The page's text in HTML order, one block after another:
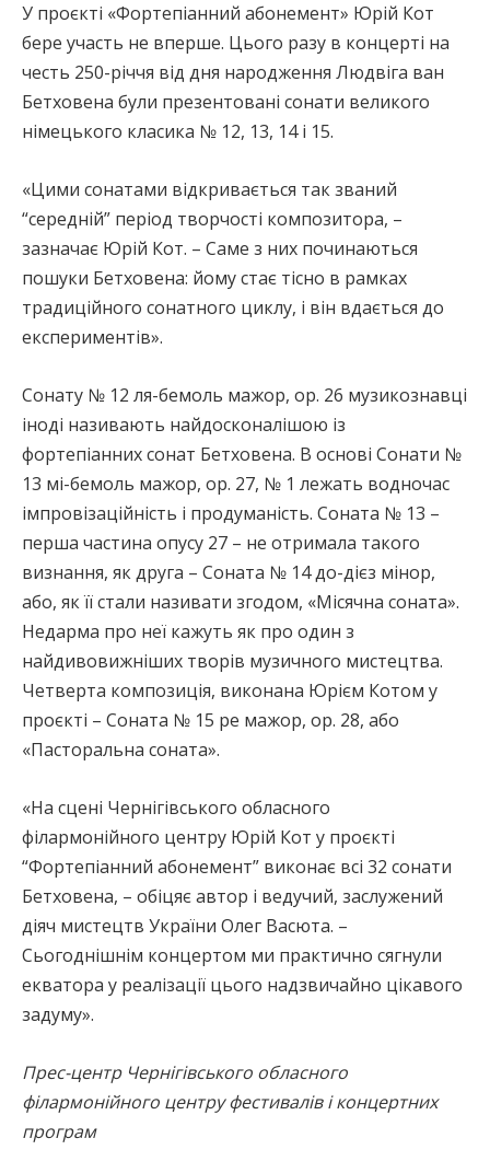
У проєкті «Фортепіанний абонемент» Юрій Кот
бере участь не вперше. Цього разу в концерті на
честь 250-річчя від дня народження Людвіга ван
Бетховена були презентовані сонати великого
німецького класика № 12, 13, 14 і 15.
«Цими сонатами відкривається так званий
“середній” період творчості композитора, –
зазначає Юрій Кот. – Саме з них починаються
пошуки Бетховена: йому стає тісно в рамках
традиційного сонатного циклу, і він вдається до
експериментів».
Сонату № 12 ля-бемоль мажор, ор. 26 музикознавці
іноді називають найдосконалішою із
фортепіанних сонат Бетховена. В основі Сонати №
13 мі-бемоль мажор, ор. 27, № 1 лежать водночас
імпровізаційність і продуманість. Соната № 13 –
перша частина опусу 27 – не отримала такого
визнання, як друга – Соната № 14 до-дієз мінор,
або, як її стали називати згодом, «Місячна соната».
Недарма про неї кажуть як про один з
найдивовижніших творів музичного мистецтва.
Четверта композиція, виконана Юрієм Котом у
проєкті – Соната № 15 ре мажор, op. 28, або
«Пасторальна соната».
«На сцені Чернігівського обласного
філармонійного центру Юрій Кот у проєкті
“Фортепіанний абонемент” виконає всі 32 сонати
Бетховена, – обіцяє автор і ведучий, заслужений
діяч мистецтв України Олег Васюта. –
Сьогоднішнім концертом ми практично сягнули
екватора у реалізації цього надзвичайно цікавого
задуму».
Прес-центр Чернігівського обласного
філармонійного центру фестивалів і концертних
програм